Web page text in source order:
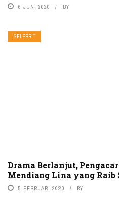
6 JUNI 2020 BY
SELEBRITI
Drama Berlanjut,
Mendiang Lina yang
5 FEBRUARI 2020 BY